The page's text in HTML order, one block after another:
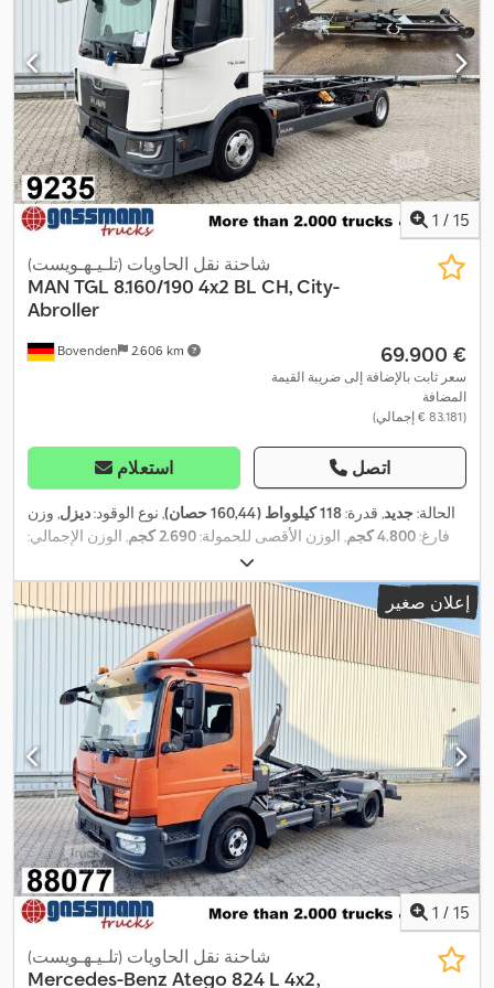
المقطورة,
1 / 15
Bovenden 2.606 km
شاحنة نقل الحاويات (تلـيـهـويست)
MAN TGL 8.160/190 4x2 BL CH, City-
Abroller
‏69.900 €
سعر ثابت بالإضافة إلى ضريبة القيمة
المضافة
(‏83.181 € إجمالي)
استعلام اتصل
الحالة:جديد, قدرة:118 كيلوواط (160,44 حصان) , نوع الوقود:ديزل, وزن
فارغ:4.800 كجم , الوزن الأقصى للحمولة:2.690 كجم
, الوزن الإجمالي:
, فرامل:كبح
المحرك, لون:أبيض, كابينة السائق:كابينة نهارية, نوع التروس:ميكانيكي,
فئة الانبعاثات:يورو 6 , تعليق: فولاذ-هواء, عدد المقاعد:2, معدات:
برنامج
الثبات الإلكتروني (ESP), تكييف الهواء, توجيه معزز بالطاقة, قفل
التروس التفاضلية, قفل مركزي, كابينة, كمبيوتر على متن المركبة, مثبت
السرعة, نظام التحكم في الجر, نظام الفرامل المانعة للانغلاق (ABS),
نظام منع التشغيل,
إعلان صغير
1 / 15
شاحنة نقل الحاويات (تلـيـهـويست)
Mercedes-Benz Atego 824 L 4x2,